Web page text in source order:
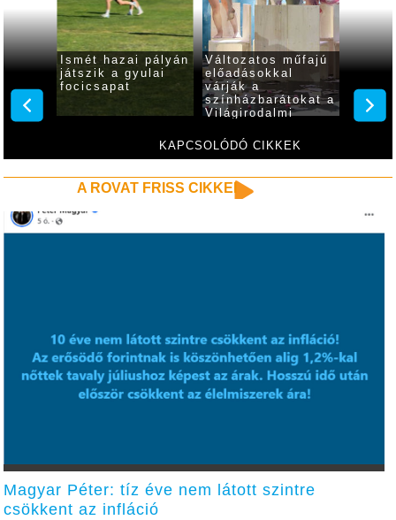
KAPCSOLÓDÓ CIKKEK
mi
Ismét hazai pályán
játszik a gyulai
focicsapat
Változatos műfajú
előadásokkal
várják a
színházbarátokat a
Világirodalmi
Fesztiválján
A ROVAT FRISS CIKKEI
Magyar Péter: tíz éve nem látott szintre
csökkent az infláció